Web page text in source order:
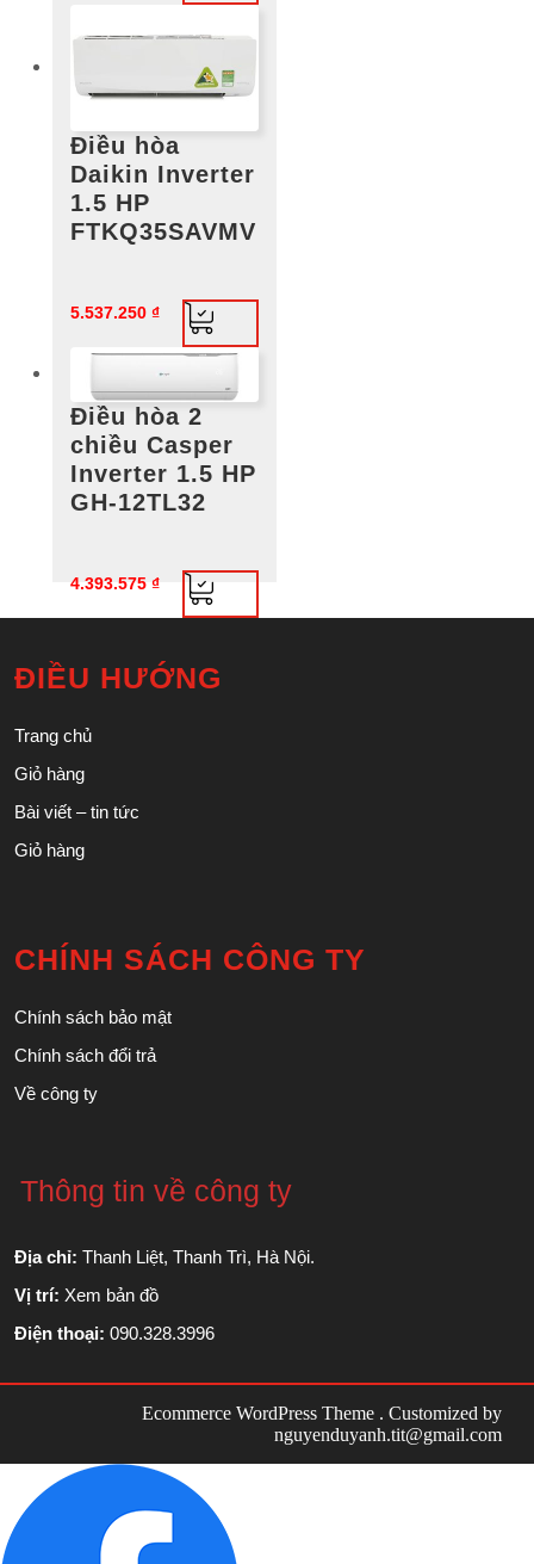
Điều hòa
Daikin Inverter
1.5 HP
FTKQ35SAVMV
5.537.250 ₫
Điều hòa 2
chiều Casper
Inverter 1.5 HP
GH-12TL32
4.393.575 ₫
ĐIỀU HƯỚNG
Trang chủ
Giỏ hàng
Bài viết – tin tức
Giỏ hàng
CHÍNH SÁCH CÔNG TY
Chính sách bảo mật
Chính sách đổi trả
Về công ty
Thông tin về công ty
Địa chỉ: Thanh Liệt, Thanh Trì, Hà Nội.
Vị trí: Xem bản đồ
Điện thoại: 090.328.3996
Ecommerce WordPress Theme . Customized by
nguyenduyanh.tit@gmail.com